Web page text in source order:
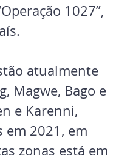
1027”,
atualmente
Magwe, Bago e
e Karenni,
em 2021, em
zonas está em